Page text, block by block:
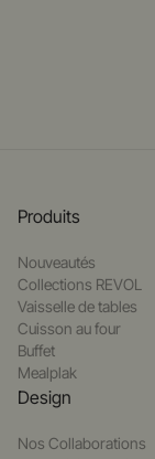
Produits
Nouveautés
Collections REVOL
Vaisselle de tables
Cuisson au four
Buffet
Mealplak
Design
Nos Collaborations